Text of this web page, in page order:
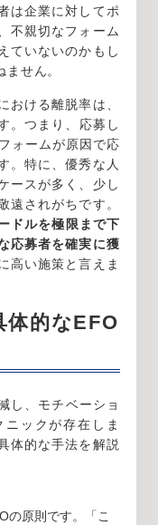
は企業に対してポ
不親切なフォーム
ていないのかもし
せん。
おける離脱率は、
。つまり、応募し
ォームが原因で応
。特に、優秀な人
ースが多く、少し
遠されがちです。
ドルを極限まで下
応募者を確実に獲
高い施策と言えま
体的なEFO
し、モチベーショ
ックが存在しま
体的な手法を解説
の原則です。「こ